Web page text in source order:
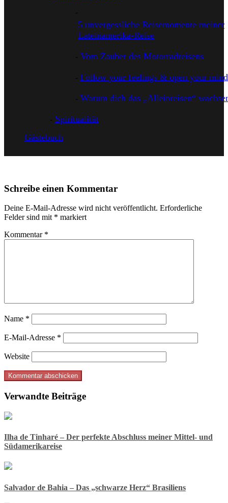
5 unvergessliche Reisemomente meiner
Lateinamerika-Reise
Vom Zauber des Motorradreisens
Follow your feelings & open your
Warum dich das „Alleinreisen“
Spiritualität
Gästebuch
Schreibe einen Kommentar
Deine E-Mail-Adresse wird nicht veröffentlicht. Erforderliche
Felder sind mit * markiert
Kommentar *
Name *
E-Mail-Adresse *
Website
Verwandte Beiträge
Ilha de Tinharé – Der perfekte Abschluss meiner Mittel- und
Südamerikareise
Salvador de Bahia – Das „schwarze Herz“ Brasiliens